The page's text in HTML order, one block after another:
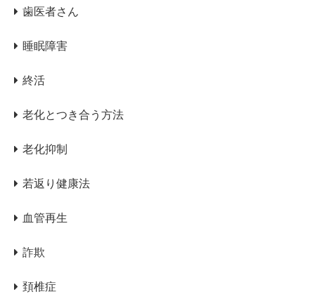
歯医者さん
睡眠障害
終活
老化とつき合う方法
老化抑制
若返り健康法
血管再生
詐欺
頚椎症